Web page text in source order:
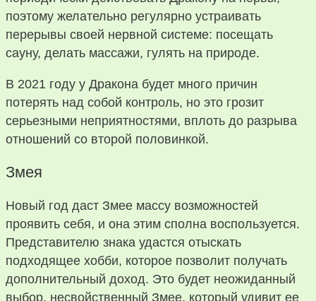
поэтому желательно регулярно устраивать
перерывы своей нервной системе: посещать
сауну, делать массажи, гулять на природе.
В 2021 году у Дракона будет много причин
потерять над собой контроль, но это грозит
серьезными неприятностями, вплоть до разрыва
отношений со второй половинкой.
Змея
Новый год даст Змее массу возможностей
проявить себя, и она этим сполна воспользуется.
Представителю знака удастся отыскать
подходящее хобби, которое позволит получать
дополнительный доход. Это будет неожиданный
выбор, несвойственный Змее, который удивит ее